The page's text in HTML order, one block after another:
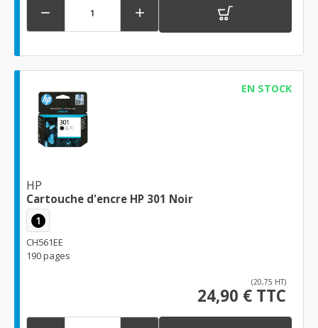
 
EN STOCK
HP
Cartouche d'encre HP 301 Noir
1
CH561EE
190 pages
(20,75 HT)
24,90 € TTC